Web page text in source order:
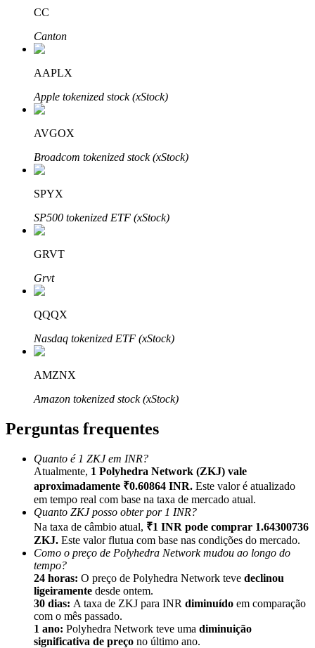
Parceiros Bitrue
Convide um amigo para receber recompensas em dinheiro
Deposit CASHCAT & Win
Deposit CASHCAT & Win
CC
Canton
AAPLX
Apple tokenized stock (xStock)
AVGOX
Broadcom tokenized stock (xStock)
SPYX
SP500 tokenized ETF (xStock)
GRVT
Grvt
QQQX
Nasdaq tokenized ETF (xStock)
AMZNX
Amazon tokenized stock (xStock)
Perguntas frequentes
Quanto é 1 ZKJ em INR?
Atualmente, 1 Polyhedra Network (ZKJ) vale
aproximadamente ₹0.60864 INR. Este valor é atualizado
em tempo real com base na taxa de mercado atual.
Quanto ZKJ posso obter por 1 INR?
Na taxa de câmbio atual, ₹1 INR pode comprar 1.64300736
ZKJ. Este valor flutua com base nas condições do mercado.
Como o preço de Polyhedra Network mudou ao longo do
tempo?
24 horas: O preço de Polyhedra Network teve declinou
ligeiramente desde ontem.
30 dias: A taxa de ZKJ para INR diminuído em comparação
com o mês passado.
1 ano: Polyhedra Network teve uma diminuição
significativa de preço no último ano.